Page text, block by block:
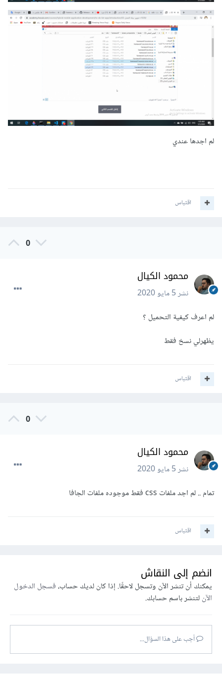
لم اجدها عندي
اقتباس
0
محمود الكيال
نشر5 مايو 2020
لم اعرف كيفية التحميل ؟
يظهرلي نسخ فقط
اقتباس
0
محمود الكيال
نشر5 مايو 2020
تمام .. لم اجد ملفات css فقط موجوده ملفات الجافا
اقتباس
انضم إلى النقاش
يمكنك أن تنشر الآن وتسجل لاحقًا. إذا كان لديك حساب،فسجل الدخول
الآنلتنشر باسم حسابك.
أجب على هذا السؤال...